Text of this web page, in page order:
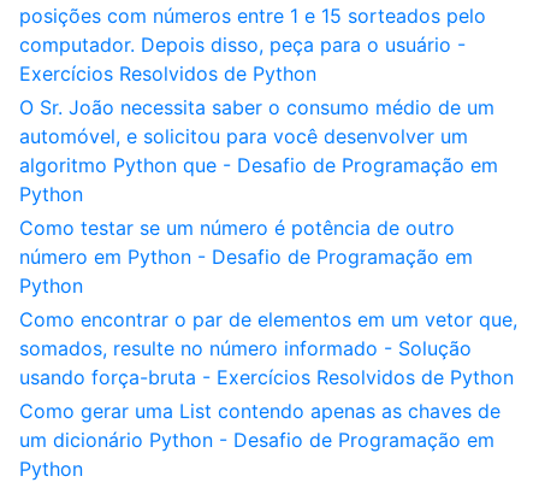
posições com números entre 1 e 15 sorteados pelo
computador. Depois disso, peça para o usuário -
Exercícios Resolvidos de Python
O Sr. João necessita saber o consumo médio de um
automóvel, e solicitou para você desenvolver um
algoritmo Python que - Desafio de Programação em
Python
Como testar se um número é potência de outro
número em Python - Desafio de Programação em
Python
Como encontrar o par de elementos em um vetor que,
somados, resulte no número informado - Solução
usando força-bruta - Exercícios Resolvidos de Python
Como gerar uma List contendo apenas as chaves de
um dicionário Python - Desafio de Programação em
Python